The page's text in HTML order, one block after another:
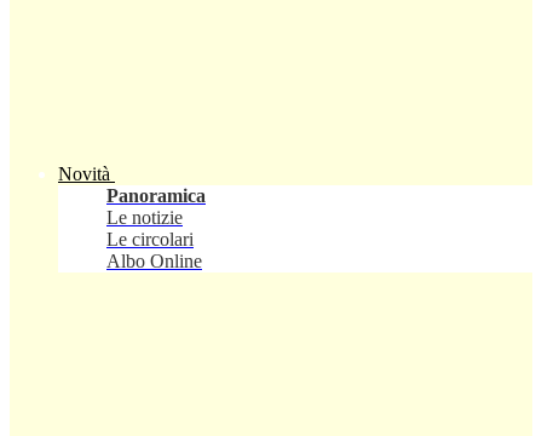
Novità
Panoramica
Le notizie
Le circolari
Albo Online